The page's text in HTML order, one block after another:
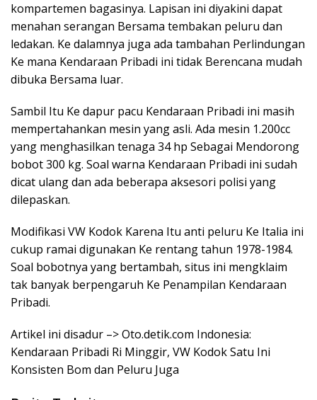
kompartemen bagasinya. Lapisan ini diyakini dapat
menahan serangan Bersama tembakan peluru dan
ledakan. Ke dalamnya juga ada tambahan Perlindungan
Ke mana Kendaraan Pribadi ini tidak Berencana mudah
dibuka Bersama luar.
Sambil Itu Ke dapur pacu Kendaraan Pribadi ini masih
mempertahankan mesin yang asli. Ada mesin 1.200cc
yang menghasilkan tenaga 34 hp Sebagai Mendorong
bobot 300 kg. Soal warna Kendaraan Pribadi ini sudah
dicat ulang dan ada beberapa aksesori polisi yang
dilepaskan.
Modifikasi VW Kodok Karena Itu anti peluru Ke Italia ini
cukup ramai digunakan Ke rentang tahun 1978-1984.
Soal bobotnya yang bertambah, situs ini mengklaim
tak banyak berpengaruh Ke Penampilan Kendaraan
Pribadi.
Artikel ini disadur –> Oto.detik.com Indonesia:
Kendaraan Pribadi Ri Minggir, VW Kodok Satu Ini
Konsisten Bom dan Peluru Juga